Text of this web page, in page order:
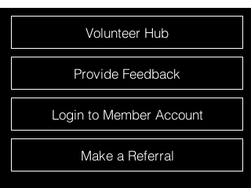
website
includes
Volunteer Hub
Provide Feedback
Login to Member Account
Make a Referral